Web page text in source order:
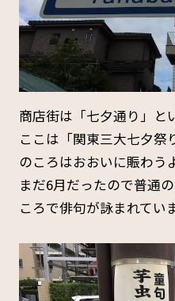
商店街は「七夕通り」と
ここは「関東三大七夕祭
のころはおおいに賑わう
まだ6月だったので普通
ころで俳句が詠まれてい